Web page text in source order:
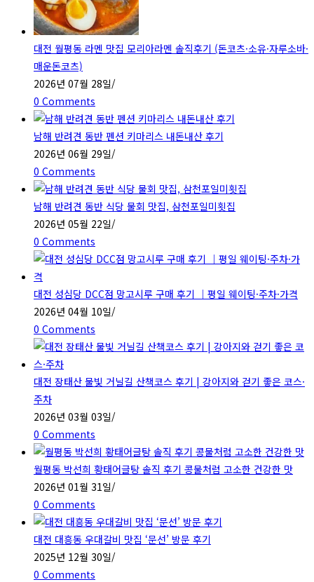
대전 월평동 라멘 맛집 모리아라멘 솔직후기 (돈코츠·소유·자루소바·
매운돈코츠)
2026년 07월 28일/
0 Comments
남해 반려견 동반 펜션 키마리스 내돈내산 후기
2026년 06월 29일/
0 Comments
남해 반려견 동반 식당 물회 맛집, 삼천포일미횟집
2026년 05월 22일/
0 Comments
대전 성심당 DCC점 망고시루 구매 후기 ｜평일 웨이팅·주차·가격
2026년 04월 10일/
0 Comments
대전 장태산 물빛 거닐길 산책코스 후기 | 강아지와 걷기 좋은 코스·
주차
2026년 03월 03일/
0 Comments
월평동 박선희 황태어글탕 솔직 후기 콩물처럼 고소한 건강한 맛
2026년 01월 31일/
0 Comments
대전 대흥동 우대갈비 맛집 ‘문선’ 방문 후기
2025년 12월 30일/
0 Comments